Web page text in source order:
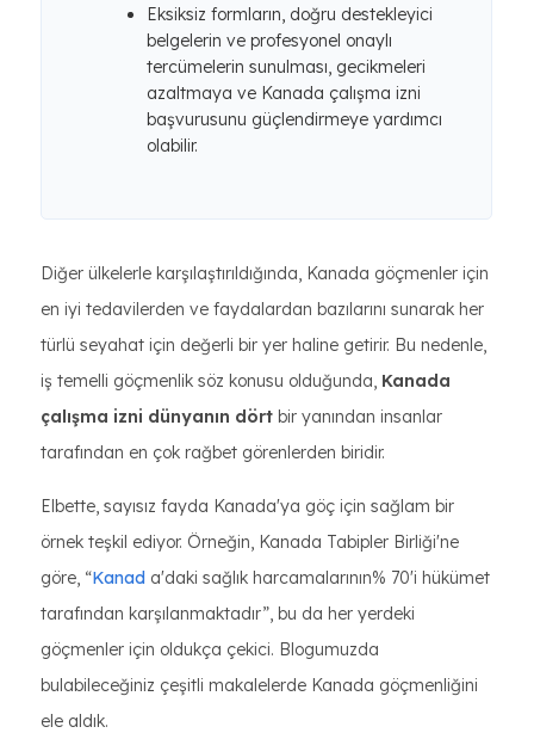
Eksiksiz formların, doğru destekleyici
belgelerin ve profesyonel onaylı
tercümelerin sunulması, gecikmeleri
azaltmaya ve Kanada çalışma izni
başvurusunu güçlendirmeye yardımcı
olabilir.
Diğer ülkelerle karşılaştırıldığında, Kanada göçmenler için
en iyi tedavilerden ve faydalardan bazılarını sunarak her
türlü seyahat için değerli bir yer haline getirir. Bu nedenle,
iş temelli göçmenlik söz konusu olduğunda, Kanada
çalışma izni dünyanın dört bir yanından insanlar
tarafından en çok rağbet görenlerden biridir.
Elbette, sayısız fayda Kanada'ya göç için sağlam bir
örnek teşkil ediyor. Örneğin, Kanada Tabipler Birliği'ne
göre, “Kanad a'daki sağlık harcamalarının% 70'i hükümet
tarafından karşılanmaktadır”, bu da her yerdeki
göçmenler için oldukça çekici. Blogumuzda
bulabileceğiniz çeşitli makalelerde Kanada göçmenliğini
ele aldık.